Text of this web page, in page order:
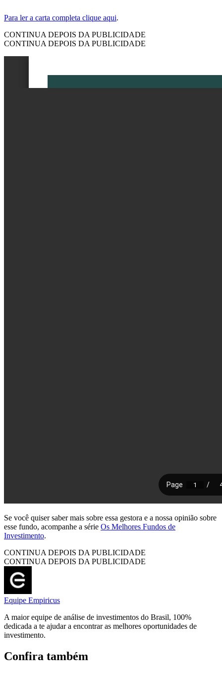
Para ler a carta completa clique aqui.
CONTINUA DEPOIS DA PUBLICIDADE
CONTINUA DEPOIS DA PUBLICIDADE
Se você quiser saber mais sobre essa gestora e a nossa opinião sobre
esse fundo, acompanhe a série Os Melhores Fundos de
Investimento.
CONTINUA DEPOIS DA PUBLICIDADE
CONTINUA DEPOIS DA PUBLICIDADE
Equipe Empiricus
A maior equipe de análise de investimentos do Brasil, 100%
dedicada a te ajudar a encontrar as melhores oportunidades de
investimento.
Confira também